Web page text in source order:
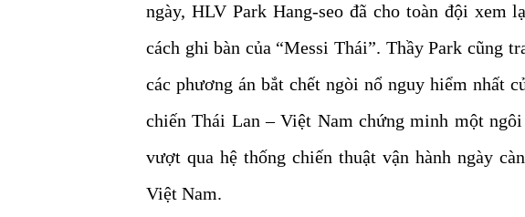
ngày, HLV Park Hang-seo đã cho toàn đội xem
cách ghi bàn của “Messi Thái”. Thầy Park cũng
các phương án bắt chết ngòi nổ nguy hiểm nhất
chiến Thái Lan – Việt Nam chứng minh một
vượt qua hệ thống chiến thuật vận hành ngày
Việt Nam.